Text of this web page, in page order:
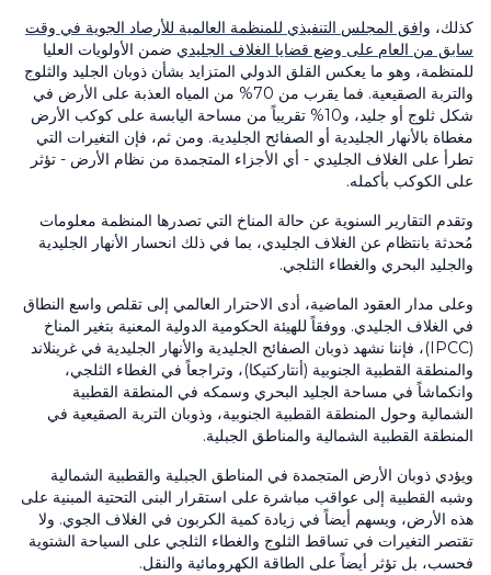
كذلك، وافق المجلس التنفيذي للمنظمة العالمية للأرصاد الجوية في وقت
سابق من العام على وضع قضايا الغلاف الجليدي ضمن الأولويات العليا
للمنظمة، وهو ما يعكس القلق الدولي المتزايد بشأن ذوبان الجليد والثلوج
والتربة الصقيعية. فما يقرب من 70% من المياه العذبة على الأرض في
شكل ثلوج أو جليد، و10% تقريباً من مساحة اليابسة على كوكب الأرض
مغطاة بالأنهار الجليدية أو الصفائح الجليدية. ومن ثم، فإن التغيرات التي
تطرأ على الغلاف الجليدي - أي الأجزاء المتجمدة من نظام الأرض - تؤثر
على الكوكب بأكمله.
وتقدم التقارير السنوية عن حالة المناخ التي تصدرها المنظمة معلومات
مُحدثة بانتظام عن الغلاف الجليدي، بما في ذلك انحسار الأنهار الجليدية
والجليد البحري والغطاء الثلجي.
وعلى مدار العقود الماضية، أدى الاحترار العالمي إلى تقلص واسع النطاق
في الغلاف الجليدي. ووفقاً للهيئة الحكومية الدولية المعنية بتغير المناخ
(IPCC)، فإننا نشهد ذوبان الصفائح الجليدية والأنهار الجليدية في غرينلاند
والمنطقة القطبية الجنوبية (أنتاركتيكا)، وتراجعاً في الغطاء الثلجي،
وانكماشاً في مساحة الجليد البحري وسمكه في المنطقة القطبية
الشمالية وحول المنطقة القطبية الجنوبية، وذوبان التربة الصقيعية في
المنطقة القطبية الشمالية والمناطق الجبلية.
ويؤدي ذوبان الأرض المتجمدة في المناطق الجبلية والقطبية الشمالية
وشبه القطبية إلى عواقب مباشرة على استقرار البنى التحتية المبنية على
هذه الأرض، ويسهم أيضاً في زيادة كمية الكربون في الغلاف الجوي. ولا
تقتصر التغيرات في تساقط الثلوج والغطاء الثلجي على السياحة الشتوية
فحسب، بل تؤثر أيضاً على الطاقة الكهرومائية والنقل.